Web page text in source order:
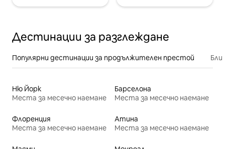
Дестинации за разглеждане
Популярни дестинации за продължителен престой
Ню Йорк
Места за месечно наемане
Барселона
Места за месечно наемане
Флоренция
Места за месечно наемане
Атина
Места за месечно наемане